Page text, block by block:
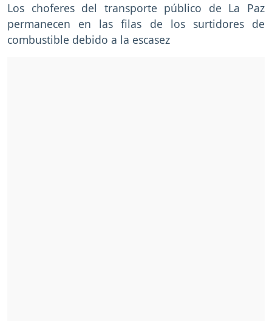
Los choferes del transporte público de La Paz
permanecen en las filas de los surtidores de
combustible debido a la escasez